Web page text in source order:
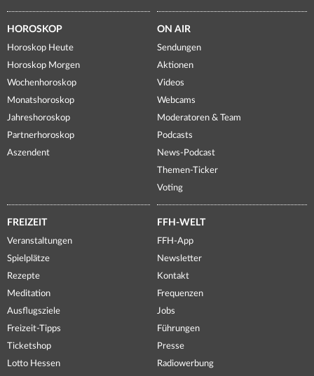
HOROSKOP
Horoskop Heute
Horoskop Morgen
Wochenhoroskop
Monatshoroskop
Jahreshoroskop
Partnerhoroskop
Aszendent
ON AIR
Sendungen
Aktionen
Videos
Webcams
Moderatoren & Team
Podcasts
News-Podcast
Themen-Ticker
Voting
FREIZEIT
Veranstaltungen
Spielplätze
Rezepte
Meditation
Ausflugsziele
Freizeit-Tipps
Ticketshop
Lotto Hessen
FFH-WELT
FFH-App
Newsletter
Kontakt
Frequenzen
Jobs
Führungen
Presse
Radiowerbung